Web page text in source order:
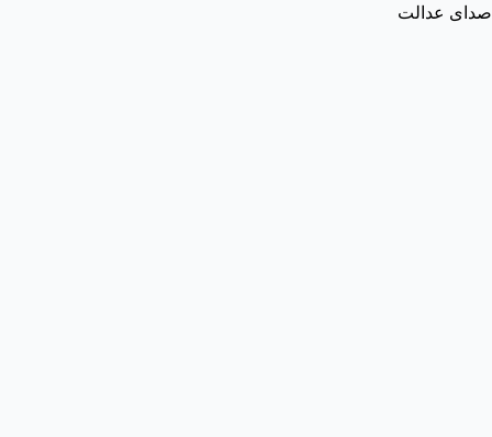
صدای عدالت